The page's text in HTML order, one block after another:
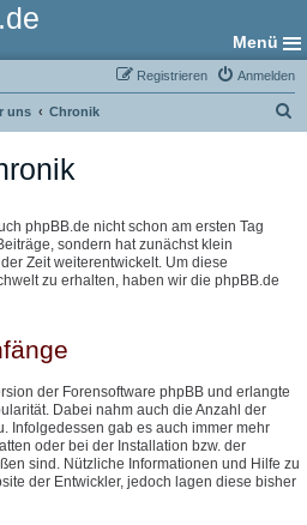
Menü
Anmelden
Registrieren
uns Chronik
phpBB.de nicht schon am ersten Tag
sondern hat zunächst klein
Zeit weiterentwickelt. Um diese
zu erhalten, haben wir die phpBB.de
der Forensoftware phpBB und erlangte
Dabei nahm auch die Anzahl der
Infolgedessen gab es auch immer mehr
oder bei der Installation bzw. der
sind. Nützliche Informationen und Hilfe zu
der Entwickler, jedoch lagen diese bisher